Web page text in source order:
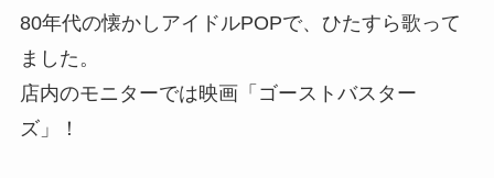
80年代の懐かしアイドルPOPで、ひたすら歌って
ました。
店内のモニターでは映画「ゴーストバスター
ズ」！